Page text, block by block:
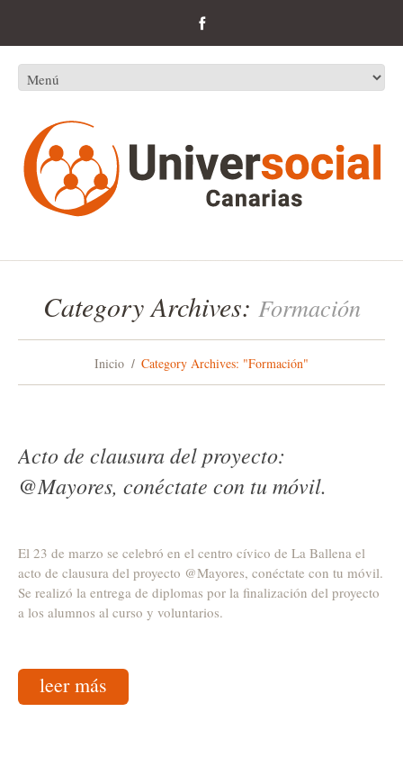
Category Archives: Formación
Inicio Category Archives: "Formación"
Acto de clausura del proyecto:
@Mayores, conéctate con tu móvil.
El 23 de marzo se celebró en el centro cívico de La Ballena el
acto de clausura del proyecto @Mayores, conéctate con tu móvil.
Se realizó la entrega de diplomas por la finalización del proyecto
a los alumnos al curso y voluntarios.
leer más